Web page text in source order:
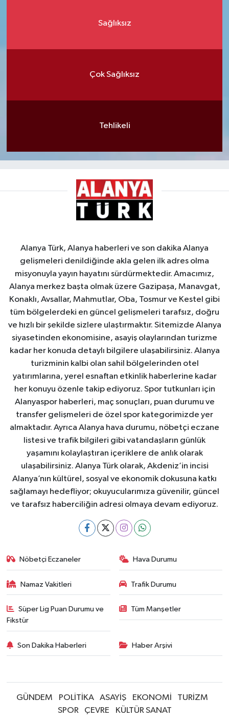
Sağlıksız
Çok Sağlıksız
Tehlikeli
Alanya Türk, Alanya haberleri ve son dakika Alanya
gelişmeleri denildiğinde akla gelen ilk adres olma
misyonuyla yayın hayatını sürdürmektedir. Amacımız,
Alanya merkez başta olmak üzere Gazipaşa, Manavgat,
Konaklı, Avsallar, Mahmutlar, Oba, Tosmur ve Kestel gibi
tüm bölgelerdeki en güncel gelişmeleri tarafsız, doğru
ve hızlı bir şekilde sizlere ulaştırmaktır. Sitemizde Alanya
siyasetinden ekonomisine, asayiş olaylarından turizme
kadar her konuda detaylı bilgilere ulaşabilirsiniz. Alanya
turizminin kalbi olan sahil bölgelerinden otel
yatırımlarına, yerel esnaftan etkinlik haberlerine kadar
her konuyu özenle takip ediyoruz. Spor tutkunları için
Alanyaspor haberleri, maç sonuçları, puan durumu ve
transfer gelişmeleri de özel spor kategorimizde yer
almaktadır. Ayrıca Alanya hava durumu, nöbetçi eczane
listesi ve trafik bilgileri gibi vatandaşların günlük
yaşamını kolaylaştıran içeriklere de anlık olarak
ulaşabilirsiniz. Alanya Türk olarak, Akdeniz’in incisi
Alanya’nın kültürel, sosyal ve ekonomik dokusuna katkı
sağlamayı hedefliyor; okuyucularımıza güvenilir, güncel
ve tarafsız haberciliğin adresi olmaya devam ediyoruz.
Nöbetçi Eczaneler Hava Durumu
Namaz Vakitleri Trafik Durumu
Süper Lig Puan Durumu ve
Fikstür
Tüm Manşetler
Son Dakika Haberleri Haber Arşivi
GÜNDEM POLİTİKA ASAYİŞ EKONOMİ
TURİZM
SPOR
ÇEVRE KÜLTÜR SANAT